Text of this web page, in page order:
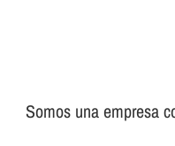
Somos una empresa